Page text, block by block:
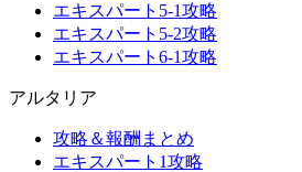
エキスパート5-1攻略
エキスパート5-2攻略
エキスパート6-1攻略
アルタリア
攻略＆報酬まとめ
エキスパート1攻略